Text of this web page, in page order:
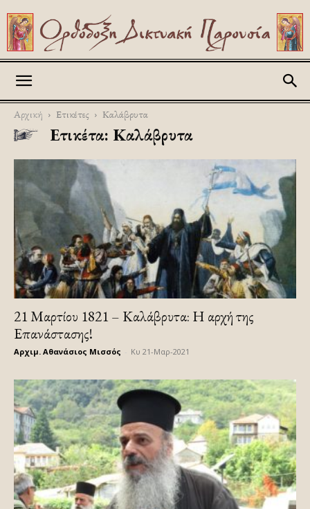
Αρχική Ετικέτες Καλάβρυτα
Ετικέτα: Καλάβρυτα
21 Μαρτίου 1821 – Καλάβρυτα: Η αρχή της
Επανάστασης!
Αρχιμ. Αθανάσιος Μισσός Κυ 21-Μαρ-2021